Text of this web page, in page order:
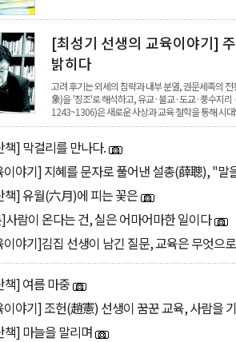
[최성기 선생의 교육이야기]
밝히다
고려 후기는 외세의 침략과 내부 분열, 권문세족의
象)을 '징조'로 해석하고, 유교·불교·도교·풍수지
1243~1306)은 새로운 사상과 교육 철학을 통해 시
] 막걸리를 만나다.
야기] 지혜를 문자로 풀어낸 설총(薛聰), "말
] 유월(六月)에 피는 꽃은
람이 온다는 건, 실은 어마어마한 일이다
야기]김집 선생이 남긴 질문, 교육은 무엇으
책] 여름 마중
야기] 조헌(趙憲) 선생이 꿈꾼 교육, 사람을
] 마늘을 말리며